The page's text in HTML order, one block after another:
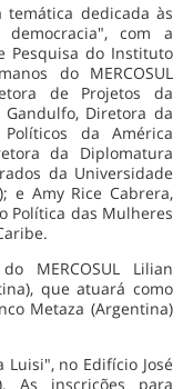
dedicada às
com a
Pesquisa do Instituto
do MERCOSUL
de Projetos da
Gandulfo, Diretora da
da América
da Diplomatura
da Universidade
e Amy Rice Cabrera,
Política das Mulheres
MERCOSUL Lilian
que atuará como
Metaza (Argentina)
no Edifício José
As inscrições para